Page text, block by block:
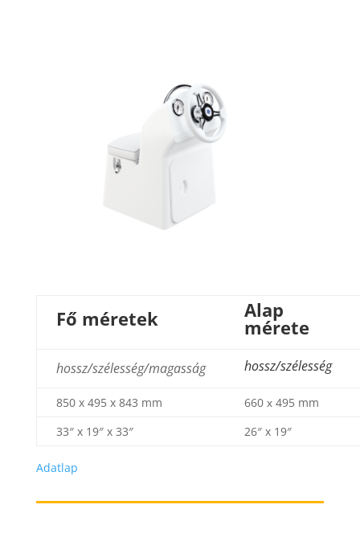
Fő méretek Alap
mérete
hossz/szélesség/magasság hossz/szélesség
850 x 495 x 843 mm
660 х 495 mm
33″ x 19″ x 33″
26″ x 19″
Adatlap